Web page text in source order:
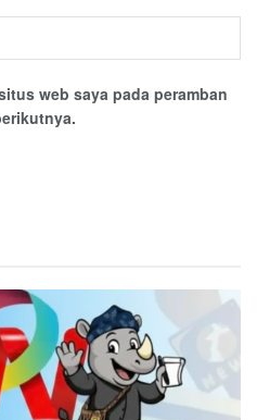
web saya pada peramban